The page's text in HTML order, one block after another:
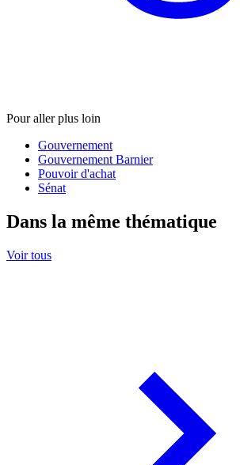
Pour aller plus loin
Gouvernement
Gouvernement Barnier
Pouvoir d'achat
Sénat
Dans la même thématique
Voir tous